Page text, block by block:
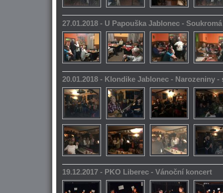
27.01.2018 - U Papouška Jablonec -
20.01.2018 - Klondike Jablonec - Narozeniny -
19.12.2017 - PKO Liberec - Vánoční koncert